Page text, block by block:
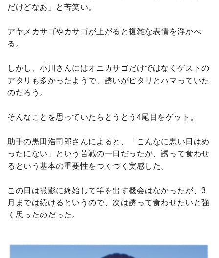
だけどなあ」と苦笑い。
アヤメカサゴやカサゴが上がると複雑な表情を浮かべ
る。
しかし、小川さんにはオニカサゴだけではなくゲストの
アタリも多かったようで、誘いがピタリとハマっていた
のだろう。
そんなことを思っていたらとうとう4尾目をゲット。
助手の黒田浩司郎さんによると、「こんなに悪い日はめ
ったにない」という苦戦の一日だったが、誘って食わせ
るという基本の重要性をつくづく実感した。
この日は撮影に終始して竿を出す機会はなかったが、3
月までは続けるというので、次は誘って食わせたいと強
く思ったのだった。